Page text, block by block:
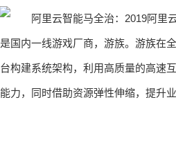
国内一线游戏厂商，游族。游族在
构建系统架构，利用高质量的高速
力，同时借助资源弹性伸缩，提升